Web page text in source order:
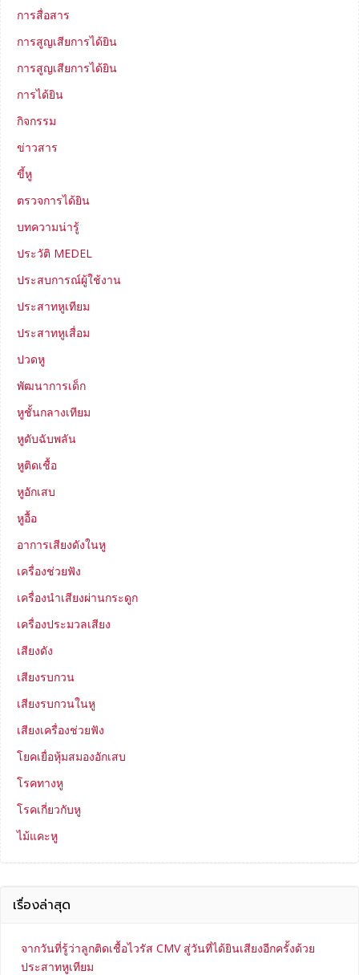
การสื่อสาร
การสูญเสียการได้ยิน
การสูญเสียการได้ยิน
การได้ยิน
กิจกรรม
ข่าวสาร
ขี้หู
ตรวจการได้ยิน
บทความน่ารู้
ประวัติ MEDEL
ประสบการณ์ผู้ใช้งาน
ประสาทหูเทียม
ประสาทหูเสื่อม
ปวดหู
พัฒนาการเด็ก
หูชั้นกลางเทียม
หูดับฉับพลัน
หูติดเชื้อ
หูอักเสบ
หูอื้อ
อาการเสียงดังในหู
เครื่องช่วยฟัง
เครื่องนำเสียงผ่านกระดูก
เครื่องประมวลเสียง
เสียงดัง
เสียงรบกวน
เสียงรบกวนในหู
เสียงเครื่องช่วยฟัง
โยคเยื่อหุ้มสมองอักเสบ
โรคทางหู
โรคเกี่ยวกับหู
ไม้แคะหู
เรื่องล่าสุด
จากวันที่รู้ว่าลูกติดเชื้อไวรัส CMV สู่วันที่ได้ยินเสียงอีกครั้งด้วย
ประสาทหูเทียม